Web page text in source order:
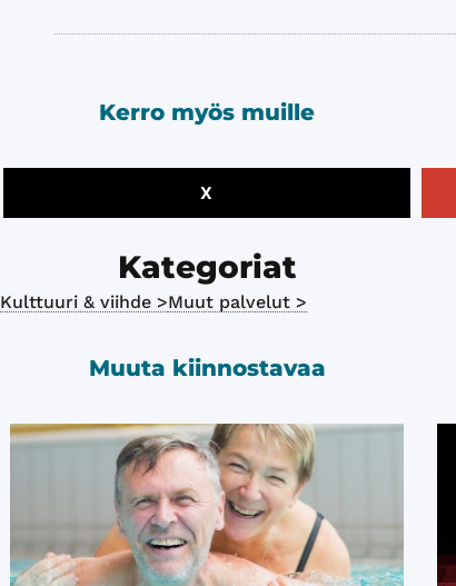
Kerro myös muille
X
Kategoriat
Kulttuuri & viihde >Muut palvelut >
Muuta kiinnostavaa